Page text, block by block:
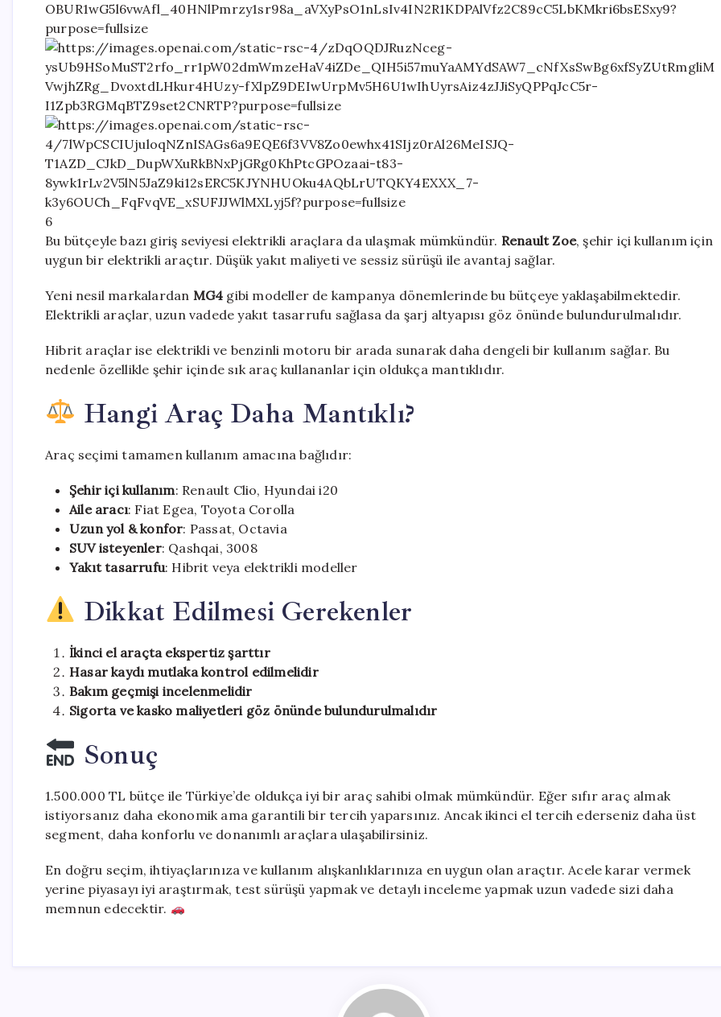
6
Bu bütçeyle bazı giriş seviyesi elektrikli araçlara da ulaşmak mümkündür. Renault Zoe, şehir içi kullanım için
uygun bir elektrikli araçtır. Düşük yakıt maliyeti ve sessiz sürüşü ile avantaj sağlar.
Yeni nesil markalardan MG4 gibi modeller de kampanya dönemlerinde bu bütçeye yaklaşabilmektedir.
Elektrikli araçlar, uzun vadede yakıt tasarrufu sağlasa da şarj altyapısı göz önünde bulundurulmalıdır.
Hibrit araçlar ise elektrikli ve benzinli motoru bir arada sunarak daha dengeli bir kullanım sağlar. Bu
nedenle özellikle şehir içinde sık araç kullananlar için oldukça mantıklıdır.
Hangi Araç Daha Mantıklı?
Araç seçimi tamamen kullanım amacına bağlıdır:
Şehir içi kullanım: Renault Clio, Hyundai i20
Aile aracı: Fiat Egea, Toyota Corolla
Uzun yol & konfor: Passat, Octavia
SUV isteyenler: Qashqai, 3008
Yakıt tasarrufu: Hibrit veya elektrikli modeller
Dikkat Edilmesi Gerekenler
İkinci el araçta ekspertiz şarttır
Hasar kaydı mutlaka kontrol edilmelidir
Bakım geçmişi incelenmelidir
Sigorta ve kasko maliyetleri göz önünde bulundurulmalıdır
Sonuç
1.500.000 TL bütçe ile Türkiye’de oldukça iyi bir araç sahibi olmak mümkündür. Eğer sıfır araç almak
istiyorsanız daha ekonomik ama garantili bir tercih yaparsınız. Ancak ikinci el tercih ederseniz daha üst
segment, daha konforlu ve donanımlı araçlara ulaşabilirsiniz.
En doğru seçim, ihtiyaçlarınıza ve kullanım alışkanlıklarınıza en uygun olan araçtır. Acele karar vermek
yerine piyasayı iyi araştırmak, test sürüşü yapmak ve detaylı inceleme yapmak uzun vadede sizi daha
memnun edecektir.